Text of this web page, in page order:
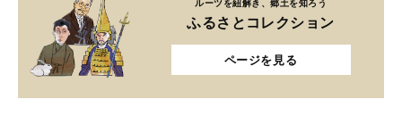
ルーツを紐解き、郷土を知ろう
ふるさとコレクション
ページを見る